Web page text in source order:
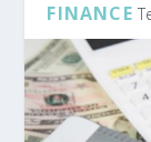
FINANCE